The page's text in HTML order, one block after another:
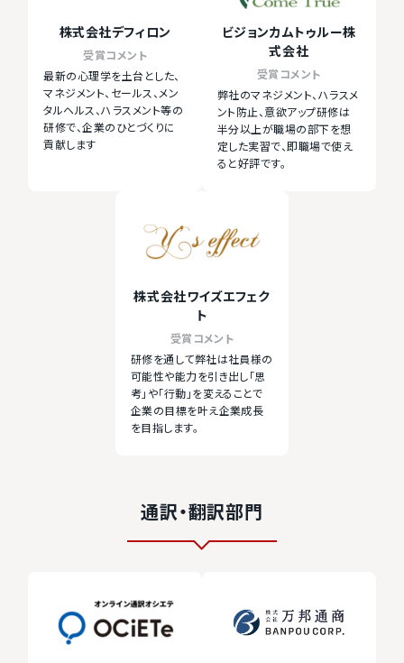
株式会社デフィロン
受賞コメント
最新の心理学を土台とした、
マネジメント、セールス、メン
タルヘルス、ハラスメント等の
研修で、企業のひとづくりに
貢献します
ビジョンカムトゥルー株
式会社
受賞コメント
弊社のマネジメント、ハラスメ
ント防止、意欲アップ研修は
半分以上が職場の部下を想
定した実習で、即職場で使え
ると好評です。
株式会社ワイズエフェク
ト
受賞コメント
研修を通して弊社は社員様の
可能性や能力を引き出し「思
考」や「行動」を変えることで
企業の目標を叶え企業成長
を目指します。
通訳・翻訳部門